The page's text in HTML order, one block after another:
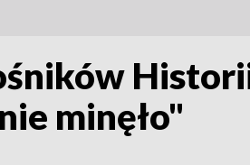
minęło"